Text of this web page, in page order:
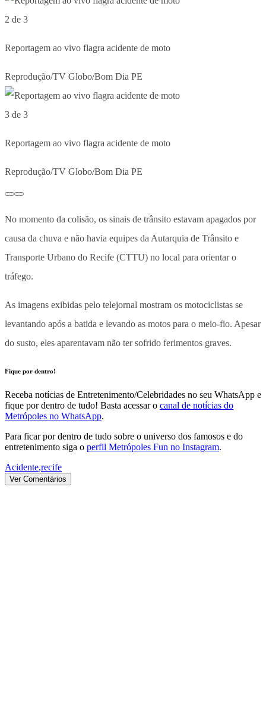
2 de 3
Reportagem ao vivo flagra acidente de moto
Reprodução/TV Globo/Bom Dia PE
3 de 3
Reportagem ao vivo flagra acidente de moto
Reprodução/TV Globo/Bom Dia PE
No momento da colisão, os sinais de trânsito estavam apagados por
causa da chuva e não havia equipes da Autarquia de Trânsito e
Transporte Urbano do Recife (CTTU) no local para orientar o
tráfego.
As imagens exibidas pelo telejornal mostram os motociclistas se
levantando após a batida e levando as motos para o meio-fio. Apesar
do susto, eles aparentavam não ter sofrido ferimentos graves.
Fique por dentro!
Receba notícias de Entretenimento/Celebridades no seu WhatsApp e
fique por dentro de tudo! Basta acessar o canal de notícias do
Metrópoles no WhatsApp.
Para ficar por dentro de tudo sobre o universo dos famosos e do
entretenimento siga o perfil Metrópoles Fun no Instagram.
Acidente,recife
Ver Comentários